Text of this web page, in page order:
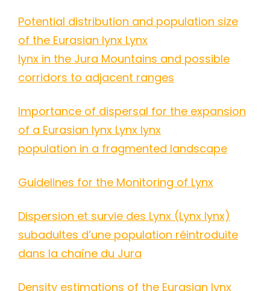
Potential distribution and population size
of the Eurasian lynx Lynx
lynx in the Jura Mountains and possible
corridors to adjacent ranges
Importance of dispersal for the expansion
of a Eurasian lynx Lynx lynx
population in a fragmented landscape
Guidelines for the Monitoring of Lynx
Dispersion et survie des Lynx (Lynx lynx)
subadultes d’une population réintroduite
dans la chaîne du Jura
Density estimations of the Eurasian lynx